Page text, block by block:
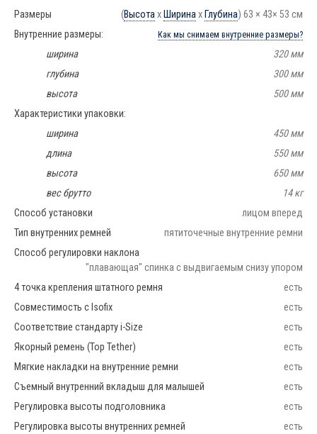
Размеры
(ВысотахШиринахГлубина) 63 × 43× 53 см
Внутренние размеры:
Как мы снимаем внутренние размеры?
ширина
320 мм
глубина
300 мм
высота
500 мм
Характеристики упаковки:
ширина
450 мм
длина
550 мм
высота
650 мм
вес брутто
14 кг
Способ установки
лицом вперед
Тип внутренних ремней
пятиточечные внутренние ремни
Способ регулировки наклона
"плавающая" спинка с выдвигаемым снизу упором
4 точка крепления штатного ремня
есть
Совместимость с Isofix
есть
Соответствие стандарту i-Size
есть
Якорный ремень (Top Tether)
есть
Мягкие накладки на внутренние ремни
есть
Съемный внутренний вкладыш для малышей
есть
Регулировка высоты подголовника
есть
Регулировка высоты внутренних ремней
есть